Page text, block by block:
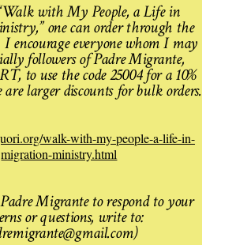
with My People, a Life in
one can order through the
encourage everyone whom I may
followers of Padre Migrante,
to use the code 25004 for a 10%
are larger discounts for bulk orders.
walk-with-my-people-a-life-in-
migration-ministry.html
Migrante to respond to your
or questions, write to: